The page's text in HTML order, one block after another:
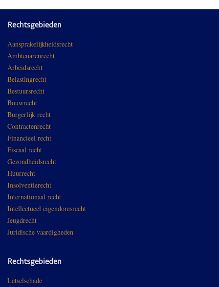
Rechtsgebieden
Aansprakelijkheidsrecht
Ambtenarenrecht
Arbeidsrecht
Belastingrecht
Bestuursrecht
Bouwrecht
Burgerlijk recht
Contractenrecht
Financieel recht
Fiscaal recht
Gezondheidsrecht
Huurrecht
Insolventierecht
Internationaal recht
Intellectueel eigendomsrecht
Jeugdrecht
Juridische vaardigheden
Rechtsgebieden
Letselschade